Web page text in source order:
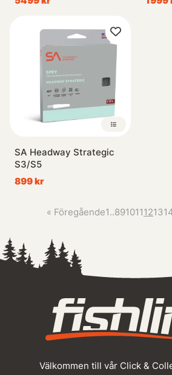
SA Headway Strategic
S3/S5
899 kr
« Föregående1..8910111213
Välkommen till vår Click &